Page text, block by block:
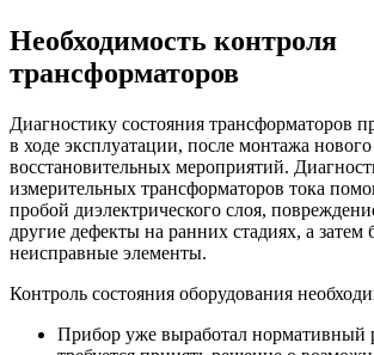
Необходимость контроля
трансформаторов
Диагностику состояния трансформаторов
в ходе эксплуатации, после монтажа
восстановительных мероприятий.
измерительных трансформаторов тока
пробой диэлектрического слоя,
другие дефекты на ранних стадиях, а затем
неисправные элементы.
Контроль состояния оборудования
Прибор уже выработал нормативный